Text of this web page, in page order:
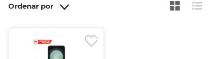
Ordenar por